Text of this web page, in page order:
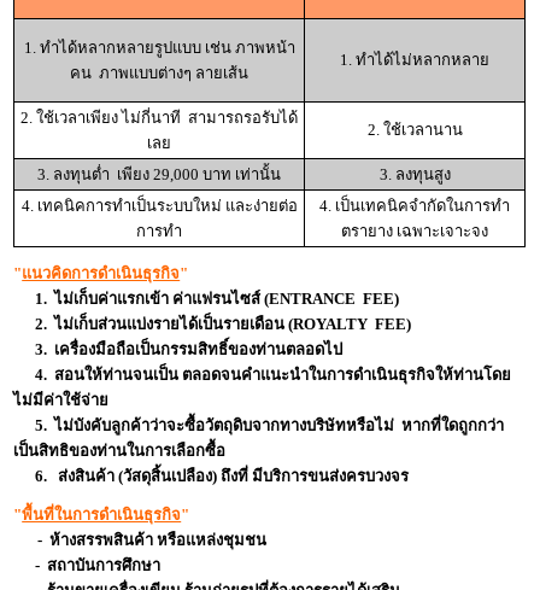
1. ทำได้หลากหลายรูปแบบ เช่น ภาพหน้า
คน ภาพแบบต่างๆ ลายเส้น
1. ทำได้ไม่หลากหลาย
2. ใช้เวลาเพียง ไม่กี่นาที สามารถรอรับได้
เลย
2. ใช้เวลานาน
3. ลงทุนต่ำ เพียง 29,000 บาท เท่านั้น
3. ลงทุนสูง
4. เทคนิคการทำเป็นระบบใหม่ และง่ายต่อ
การทำ
4. เป็นเทคนิคจำกัดในการทำ
ตรายาง เฉพาะเจาะจง
"แนวคิดการดำเนินธุรกิจ"
1. ไม่เก็บค่าแรกเข้า ค่าแฟรนไซส์ (ENTRANCE FEE)
2. ไม่เก็บส่วนแบ่งรายได้เป็นรายเดือน (ROYALTY FEE)
3. เครื่องมือถือเป็นกรรมสิทธิ์ของท่านตลอดไป
4. สอนให้ท่านจนเป็น ตลอดจนคำแนะนำในการดำเนินธุรกิจให้ท่านโดย
ไม่มีค่าใช้จ่าย
5. ไม่บังคับลูกค้าว่าจะซื้อวัตถุดิบจากทางบริษัทหรือไม่ หากที่ใดถูกกว่า
เป็นสิทธิของท่านในการเลือกซื้อ
6. ส่งสินค้า (วัสดุสิ้นเปลือง) ถึงที่ มีบริการขนส่งครบวงจร
"พื้นที่ในการดำเนินธุรกิจ"
- ห้างสรรพสินค้า หรือแหล่งชุมชน
- สถาบันการศึกษา